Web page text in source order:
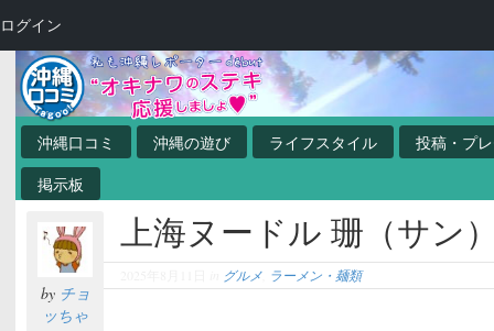
沖縄口コミ 沖縄の遊び ライフスタイル
投稿・プ
掲示板
by チョ
ッちゃ
上海ヌードル 珊（サン
グルメ ラーメン・麺類
ログイン